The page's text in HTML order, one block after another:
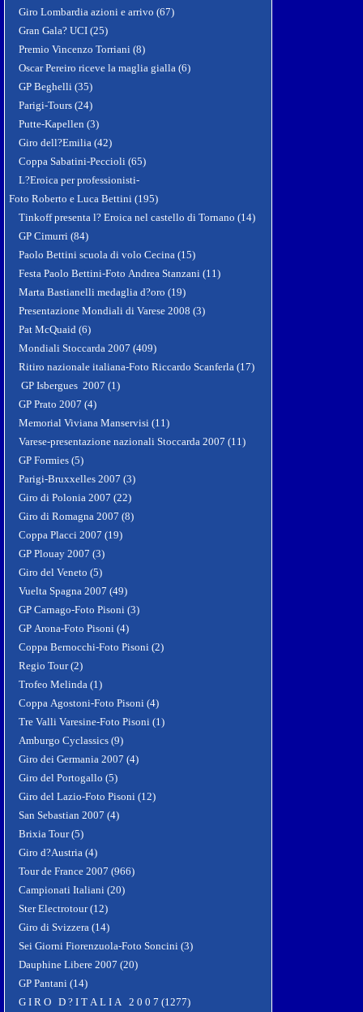
Giro Lombardia azioni e arrivo (67)
Gran Gala? UCI (25)
Premio Vincenzo Torriani (8)
Oscar Pereiro riceve la maglia gialla (6)
GP Beghelli (35)
Parigi-Tours (24)
Putte-Kapellen (3)
Giro dell?Emilia (42)
Coppa Sabatini-Peccioli (65)
L?Eroica per professionisti-
Foto Roberto e Luca Bettini (195)
Tinkoff presenta l? Eroica nel castello di Tornano (14)
GP Cimurri (84)
Paolo Bettini scuola di volo Cecina (15)
Festa Paolo Bettini-Foto Andrea Stanzani (11)
Marta Bastianelli medaglia d?oro (19)
Presentazione Mondiali di Varese 2008 (3)
Pat McQuaid (6)
Mondiali Stoccarda 2007 (409)
Ritiro nazionale italiana-Foto Riccardo Scanferla (17)
GP Isbergues 2007 (1)
GP Prato 2007 (4)
Memorial Viviana Manservisi (11)
Varese-presentazione nazionali Stoccarda 2007 (11)
GP Formies (5)
Parigi-Bruxxelles 2007 (3)
Giro di Polonia 2007 (22)
Giro di Romagna 2007 (8)
Coppa Placci 2007 (19)
GP Plouay 2007 (3)
Giro del Veneto (5)
Vuelta Spagna 2007 (49)
GP Carnago-Foto Pisoni (3)
GP Arona-Foto Pisoni (4)
Coppa Bernocchi-Foto Pisoni (2)
Regio Tour (2)
Trofeo Melinda (1)
Coppa Agostoni-Foto Pisoni (4)
Tre Valli Varesine-Foto Pisoni (1)
Amburgo Cyclassics (9)
Giro dei Germania 2007 (4)
Giro del Portogallo (5)
Giro del Lazio-Foto Pisoni (12)
San Sebastian 2007 (4)
Brixia Tour (5)
Giro d?Austria (4)
Tour de France 2007 (966)
Campionati Italiani (20)
Ster Electrotour (12)
Giro di Svizzera (14)
Sei Giorni Fiorenzuola-Foto Soncini (3)
Dauphine Libere 2007 (20)
GP Pantani (14)
G I R O D ? I T A L I A 2 0 0 7 (1277)